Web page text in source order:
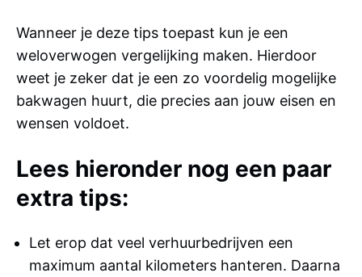
Wanneer je deze tips toepast kun je een
weloverwogen vergelijking maken. Hierdoor
weet je zeker dat je een zo voordelig mogelijke
bakwagen huurt, die precies aan jouw eisen en
wensen voldoet.
Lees hieronder nog een paar
extra tips:
Let erop dat veel verhuurbedrijven een
maximum aantal kilometers hanteren. Daarna